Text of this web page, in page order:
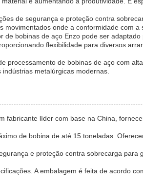
de segurança e proteção contra
onde a conformidade com a
bobinas de aço Enzo pode ser
flexibilidade para diversos
processamento de bobinas de aço com
metalúrgicas modernas.
fabricante líder com base na China,
de bobina de até 15 toneladas.
e proteção contra sobrecarga para
A embalagem é feita de acordo